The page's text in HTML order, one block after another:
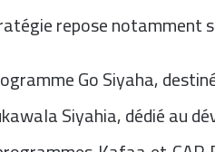
repose notamment
Go Siyaha,
Siyahia, dédié au